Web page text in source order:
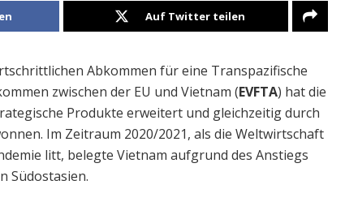
Auf Twitter teilen
Abkommen für eine Transpazifische
zwischen der EU und Vietnam (EVFTA) hat die
Produkte erweitert und gleichzeitig durch
Im Zeitraum 2020/2021, als die Weltwirtschaft
litt, belegte Vietnam aufgrund des Anstiegs
Südostasien.